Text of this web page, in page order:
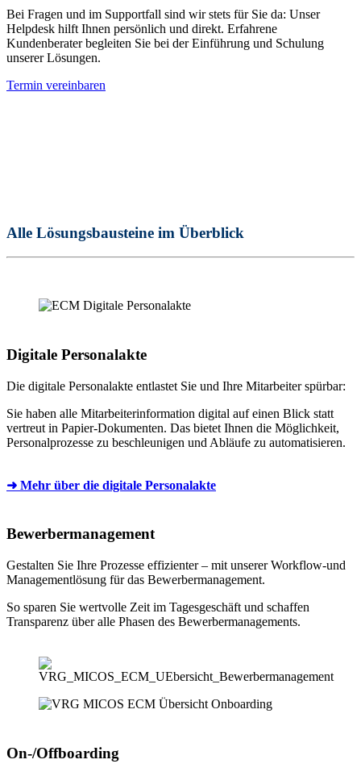
Bei Fragen und im Supportfall sind wir stets für Sie da: Unser
Helpdesk hilft Ihnen persönlich und direkt. Erfahrene
Kundenberater begleiten Sie bei der Einführung und Schulung
unserer Lösungen.
Termin vereinbaren
Alle Lösungsbausteine im Überblick
Digitale Personalakte
Die digitale Personalakte entlastet Sie und Ihre Mitarbeiter spürbar:
Sie haben alle Mitarbeiterinformation digital auf einen Blick statt
vertreut in Papier-Dokumenten. Das bietet Ihnen die Möglichkeit,
Personalprozesse zu beschleunigen und Abläufe zu automatisieren.
➜ Mehr über die digitale Personalakte
Bewerbermanagement
Gestalten Sie Ihre Prozesse effizienter – mit unserer Workflow-und
Managementlösung für das Bewerbermanagement.
So sparen Sie wertvolle Zeit im Tagesgeschäft und schaffen
Transparenz über alle Phasen des Bewerbermanagements.
On-/Offboarding